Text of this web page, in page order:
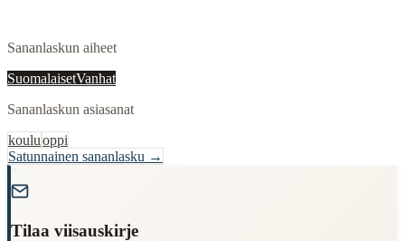
Sananlaskun aiheet
SuomalaisetVanhat
Sananlaskun asiasanat
kouluoppi
Satunnainen sananlasku →
Tilaa viisauskirje